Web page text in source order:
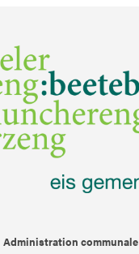
Administration communale